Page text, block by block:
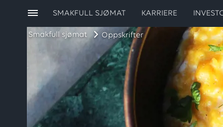
Smakfull sjømat Oppskrifter
SMAKFULL SJØMAT KARRIERE